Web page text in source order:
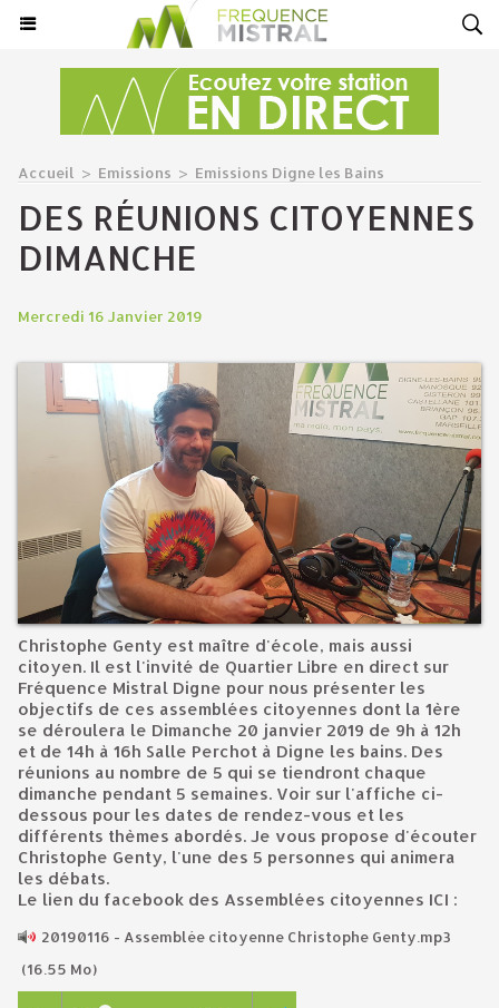
Accueil > Emissions > Emissions Digne les Bains
DES RÉUNIONS CITOYENNES
DIMANCHE
Mercredi 16 Janvier 2019
Christophe Genty est maître d'école, mais aussi
citoyen. Il est l'invité de Quartier Libre en direct sur
Fréquence Mistral Digne pour nous présenter les
objectifs de ces assemblées citoyennes dont la 1ère
se déroulera le Dimanche 20 janvier 2019 de 9h à 12h
et de 14h à 16h Salle Perchot à Digne les bains. Des
réunions au nombre de 5 qui se tiendront chaque
dimanche pendant 5 semaines. Voir sur l'affiche ci-
dessous pour les dates de rendez-vous et les
différents thèmes abordés. Je vous propose d'écouter
Christophe Genty, l'une des 5 personnes qui animera
les débats.
Le lien du facebook des Assemblées citoyennes ICI :
20190116 - Assemblée citoyenne Christophe Genty.mp3
(16.55 Mo)